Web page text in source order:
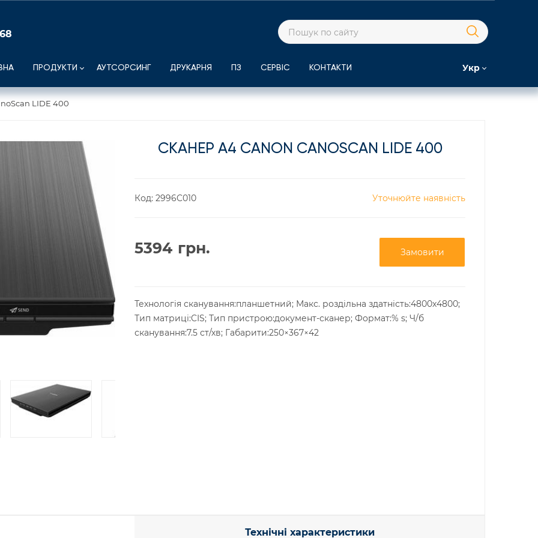
ПРОДУКТИ АУТСОРСИНГ ДРУКАРНЯ ПЗ СЕРВІС КОНТАКТИ Укр
LIDE 400
СКАНЕР А4 CANON CANOSCAN LIDE 400
Код: 2996C010 Уточнюйте наявність
5394 грн. Замовити
Технологія сканування:планшетний; Макс. роздільна здатність:4800x4800;
Тип матриці:CIS; Тип пристрою:документ-сканер; Формат:% s; Ч/б
сканування:7.5 ст/хв; Габарити:250×367×42
Технічні характеристики